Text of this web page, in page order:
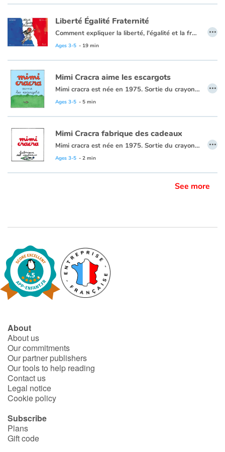
Liberté Égalité Fraternité
Comment expliquer la liberté, l'égalité et la fraternité aux très jeunes enfants ? Agnès Rosenstiehl, avec humour et simplicité, montre aux tout-petits ce que ces valeurs républicaines impliquent dans leurs jeux et leur vie quotidienne, parce que les petits citoyens deviendront grands !
Sur la notion de liberté et de respect, sur le droit pour tous, sur l'idée de partage, de tolérance, de solidarité, de fraternité.
Ages 3-5 - 19 min
…
Mimi Cracra aime les escargots
Mimi cracra est née en 1975. Sortie du crayon d’Agnès Rosenstiehl pour le magazine “Pomme d’api”, cette petite fille aux joues roses et cheveux bruns à laquelle il est facile de s’identifier nous entraîne avec humour dans ses aventures quotidiennes.
Ages 3-5 - 5 min
…
Mimi Cracra fabrique des cadeaux
Mimi cracra est née en 1975. Sortie du crayon d’Agnès Rosenstiehl pour le magazine “Pomme d’api”, cette petite fille aux joues roses et cheveux bruns à laquelle il est facile de s’identifier nous entraîne avec humour dans ses aventures quotidiennes.
Ages 3-5 - 2 min
…
See more
About
About us
Our commitments
Our partner publishers
Our tools to help reading
Contact us
Legal notice
Cookie policy
Subscribe
Plans
Gift code